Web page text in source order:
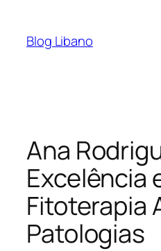
Blog Libano
Ana
Excelência
Fitoterapia
Patologias